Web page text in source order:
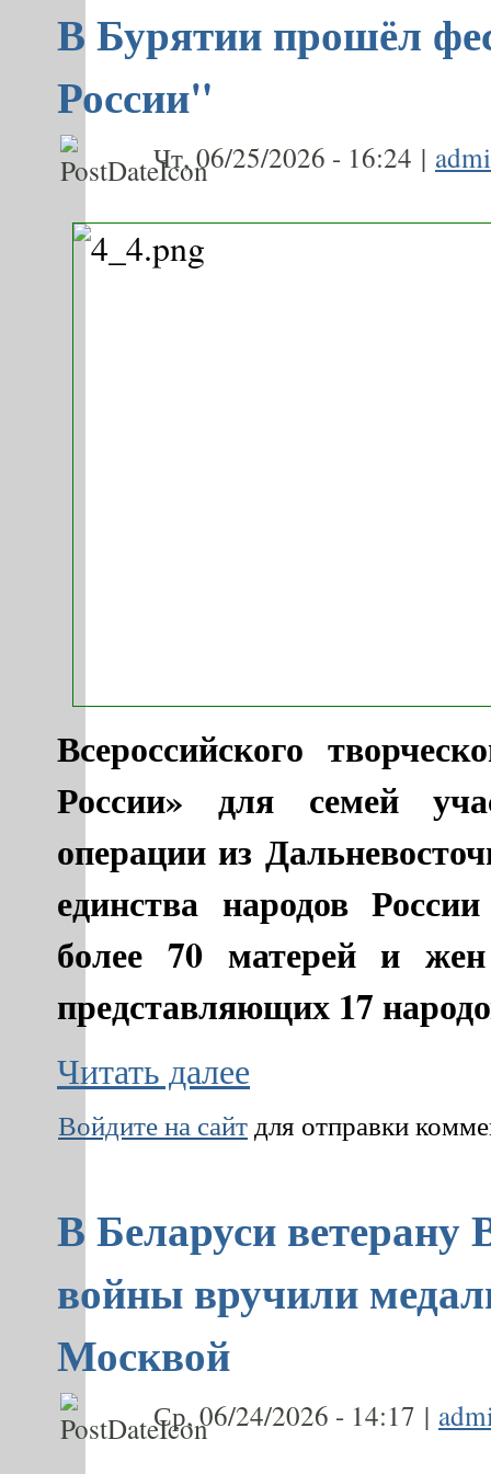
В Бурятии прошёл
России"
Чт, 06/25/2026 - 16:24 |
Всероссийского
России» для семей
операции из
единства народов
более 70 матерей и
представляющих 17
Читать далее
Войдите на сайтдля отправки
В Беларуси ветерану
войны вручили
Москвой
Ср, 06/24/2026 - 14:17 |